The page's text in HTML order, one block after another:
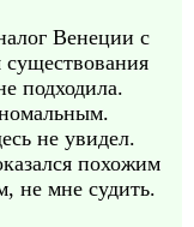
Венеции с
подходила.
не увидел.
похожим
не мне судить.